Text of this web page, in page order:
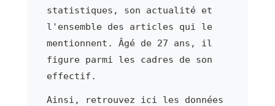
statistiques, son actualité et
l'ensemble des articles qui le
mentionnent. Âgé de 27 ans, il
figure parmi les cadres de son
effectif.
Ainsi, retrouvez ici les données